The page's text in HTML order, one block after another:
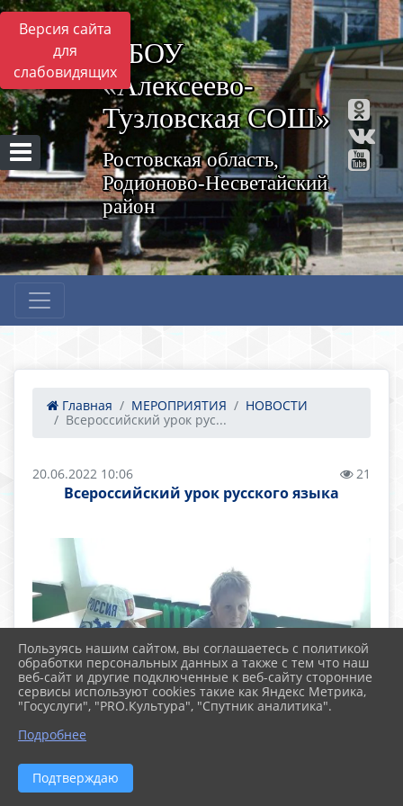
Версия сайта
для
слабовидящих
МБОУ
«Алексеево-
Тузловская СОШ»
Ростовская область,
Родионово-Несветайский
район
Главная МЕРОПРИЯТИЯ
НОВОСТИ
Всероссийский урок рус...
20.06.2022 10:06 21
Всероссийский урок русского языка
Пользуясь нашим сайтом, вы соглашаетесь с политикой
обработки персональных данных а также с тем что наш
веб-сайт и другие подключенные к веб-сайту сторонние
сервисы используют cookies такие как Яндекс Метрика,
"Госуслуги", "PRO.Культура", "Спутник аналитика".
Подробнее
Подтверждаю